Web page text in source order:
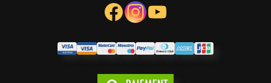
Facebook Instagram YouTube